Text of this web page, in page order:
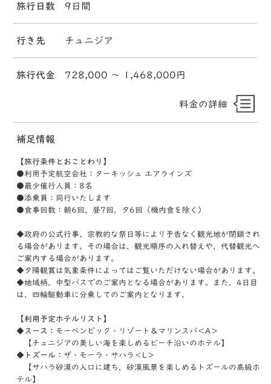
旅行日数 9日間
行き先 チュニジア
旅行代金 728,000 〜 1,468,000円
料金の詳細
補足情報
【旅行条件とおことわり】
●利用予定航空会社：ターキッシュ エアラインズ
●最少催行人員：8名
●添乗員：同行いたします
●食事回数：朝6回、昼7回、夕6回（機内食を除く）
◆政府の公式行事、宗教的な祭日等により予告なく観光地が閉鎖され
る場合があります。その場合は、観光順序の入れ替えや、代替観光へ
ご案内する場合があります。
◆夕陽観賞は気象条件によってはご覧いただけない場合があります。
◆地域柄、中型バスでのご案内となる場合があります。また、4日目
は、四輪駆動車に分乗してのご案内となります。
【利用予定ホテルリスト】
◆スース： モーベンピック・リゾート＆マリンスパ＜A＞
【チュニジアの美しい海を楽しめるビーチ沿いのホテル】
◆トズール： ザ・モーラ・サハラ＜L＞
【サハラ砂漠の入口に建ち、砂漠風景を楽しめるトズールの高級ホ
テル】